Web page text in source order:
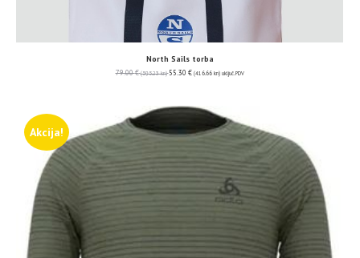
North Sails torba
79.00€ (595.23 kn) 55.30 € (416.66 kn) uključ. PDV
Akcija!